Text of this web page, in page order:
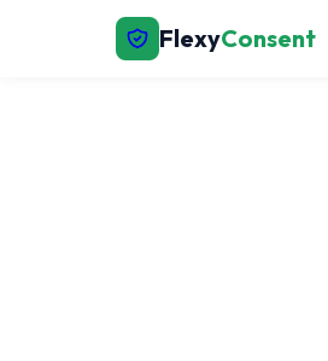
FlexyConsent